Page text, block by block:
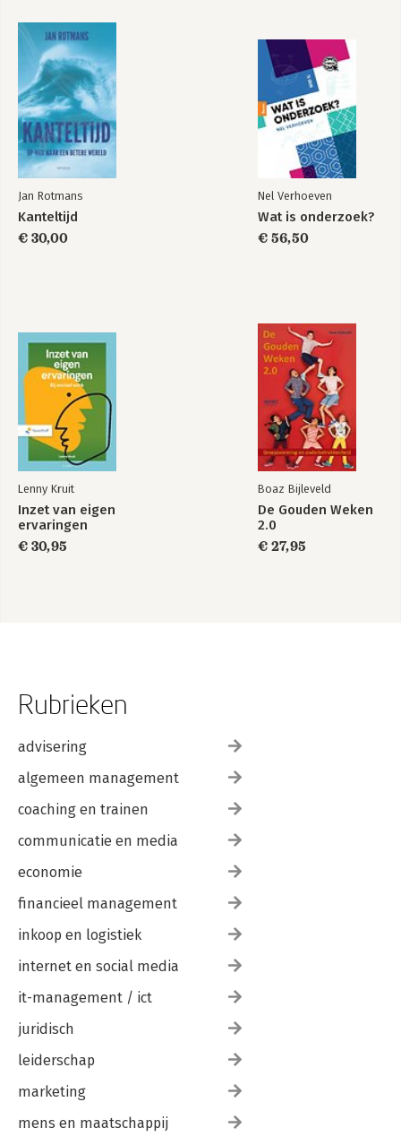
Jan Rotmans
Kanteltijd
€ 30,00
Nel Verhoeven
Wat is onderzoek?
€ 56,50
Lenny Kruit
Inzet van eigen
ervaringen
€ 30,95
Boaz Bijleveld
De Gouden Weken
2.0
€ 27,95
Rubrieken
advisering
algemeen management
coaching en trainen
communicatie en media
economie
financieel management
inkoop en logistiek
internet en social media
it-management / ict
juridisch
leiderschap
marketing
mens en maatschappij